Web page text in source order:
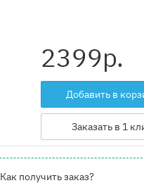
2399р.
Добавить в
Заказать в 1
Как получить заказ?